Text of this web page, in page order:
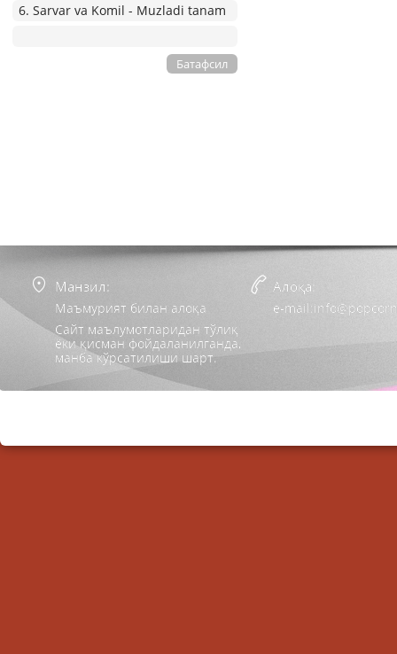
6. Sarvar va Komil - Muzladi tanam
Батафсил
Манзил:
Маъмурият билан алоқа
Сайт маълумотларидан тўлиқ
ёки қисман фойдаланилганда,
манба кўрсатилиши шарт.
Алоқа:
e-